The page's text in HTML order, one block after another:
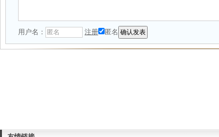
用户名： 注册 匿名